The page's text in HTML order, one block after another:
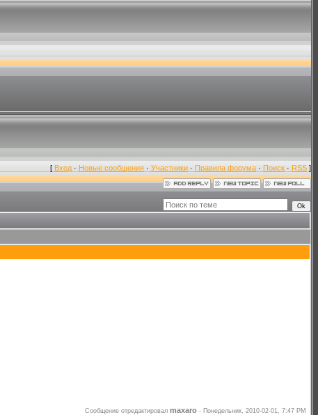
[ Вход · Новые сообщения · Участники · Правила форума · Поиск · RSS ]
Сообщение отредактировал maxaro - Понедельник, 2010-02-01, 7:47 PM